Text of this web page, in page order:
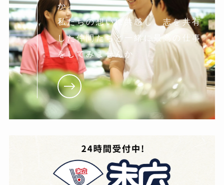
か。
私たちの想いに共感し。志を共有
した仲間たちと一緒に最高の仕事
をしてみませんか